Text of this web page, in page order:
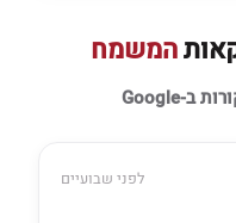
המשמח
לפני שבועיים